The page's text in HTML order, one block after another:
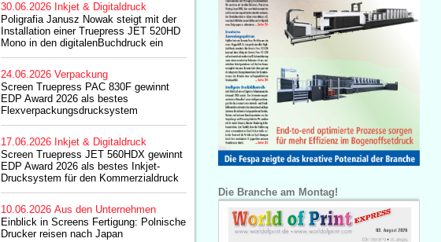
30.06.2026 Inkjet & Digitaldruck
Poligrafia Janusz Nowak steigt mit der
Installation einer Truepress JET 520HD
Mono in den digitalenBuchdruck ein
24.06.2026 Verpackung
Screen Truepress PAC 830F gewinnt
EDP Award 2026 als bestes
Flexverpackungsdrucksystem
17.06.2026 Inkjet & Digitaldruck
Screen Truepress JET 560HDX gewinnt
EDP Award 2026 als bestes Inkjet-
Drucksystem für den Kommerzialdruck
10.06.2026 Aus den Unternehmen
Einblick in Screens Fertigung: Polnische
Drucker reisen nach Japan
Die Branche am Montag!